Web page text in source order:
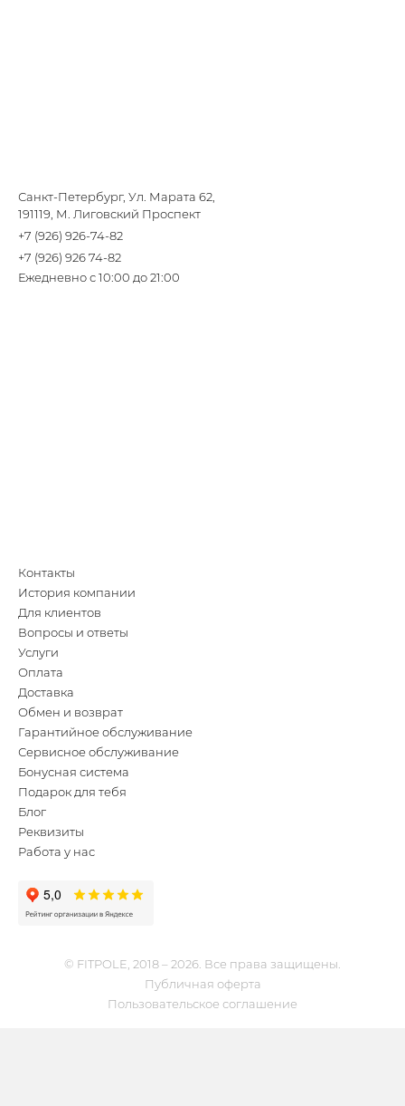
Санкт-Петербург, Ул. Марата 62,
191119, М. Лиговский Проспект
+7 (926) 926-74-82
+7 (926) 926 74-82
Ежедневно с 10:00 до 21:00
Контакты
История компании
Для клиентов
Вопросы и ответы
Услуги
Оплата
Доставка
Обмен и возврат
Гарантийное обслуживание
Сервисное обслуживание
Бонусная система
Подарок для тебя
Блог
Реквизиты
Работа у нас
© FITPOLE, 2018 – 2026. Все права защищены.
Публичная оферта
Пользовательское соглашение